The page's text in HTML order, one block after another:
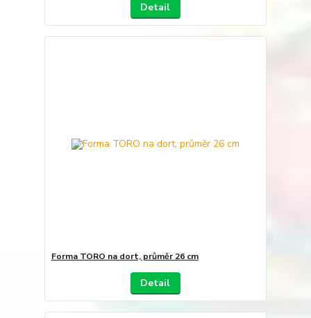
Detail
Forma TORO na dort, průměr 26 cm
Detail